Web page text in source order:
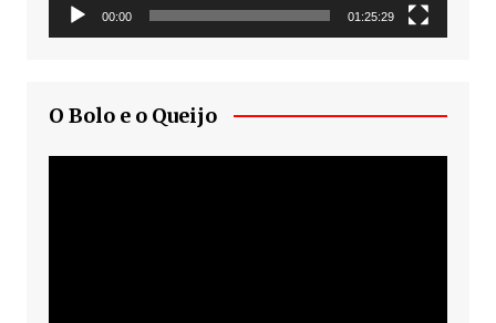
00:00 01:25:29
O Bolo e o Queijo